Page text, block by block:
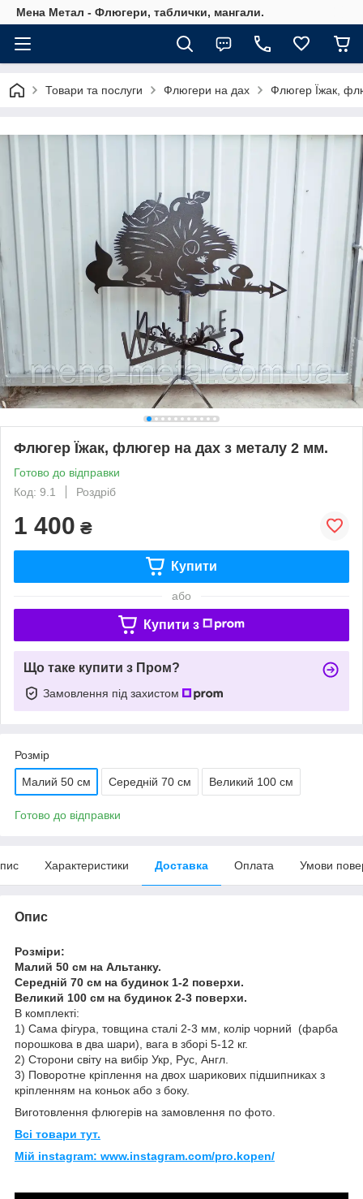
Мена Метал - Флюгери, таблички, мангали.
Товари та послуги Флюгери на дах Флюгер Їжак,
Флюгер Їжак, флюгер на дах з металу 2 мм.
Готово до відправки
Код: 9.1
Роздріб
1 400 ₴
Купити
або
Купити з
Що таке купити з Пром?
Замовлення під захистом
Розмір
Малий 50 см Середній 70 см Великий 100 см
Готово до відправки
Характеристики Доставка Оплата Умови
Опис
Розміри:
Малий 50 см на Альтанку.
Середній 70 см на будинок 1-2 поверхи.
Великий 100 см на будинок 2-3 поверхи.
В комплекті:
1) Сама фігура, товщина сталі 2-3 мм, колір чорний (фарба
порошкова в два шари), вага в зборі 5-12 кг.
2) Сторони світу на вибір Укр, Рус, Англ.
3) Поворотне кріплення на двох шарикових підшипниках з
кріпленням на коньок або з боку.
Виготовлення флюгерів на замовлення по фото.
Всі товари тут.
Мій instagram: www.instagram.com/pro.kopen/